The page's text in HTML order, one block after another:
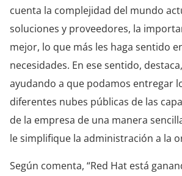
cuenta la complejidad del mundo
soluciones y proveedores, la
mejor, lo que más les haga sentido
necesidades. En ese sentido,
ayudando a que podamos entregar
diferentes nubes públicas de las
de la empresa de una manera
le simplifique la administración a la
Según comenta, “Red Hat está